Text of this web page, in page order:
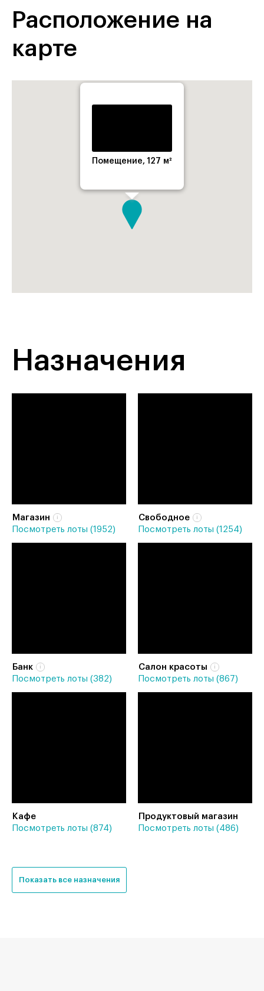
Расположение на
карте
Помещение, 127 м²
Назначения
Магазин
Посмотреть лоты (1952)
Свободное
Посмотреть лоты (1254)
Банк
Посмотреть лоты (382)
Салон красоты
Посмотреть лоты (867)
Кафе
Посмотреть лоты (874)
Продуктовый магазин
Посмотреть лоты (486)
Показать все назначения